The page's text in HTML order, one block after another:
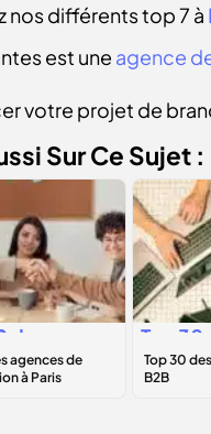
nos différents top 7 à
est une agence
votre projet de
Sur Ce Sujet :
des
à
Top 30